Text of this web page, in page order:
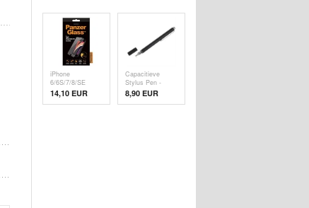
iPhone
6/6S/7/8/SE
(2020)/SE (
14,10 EUR
Capacitieve
Stylus Pen -
Zwart
8,90 EUR